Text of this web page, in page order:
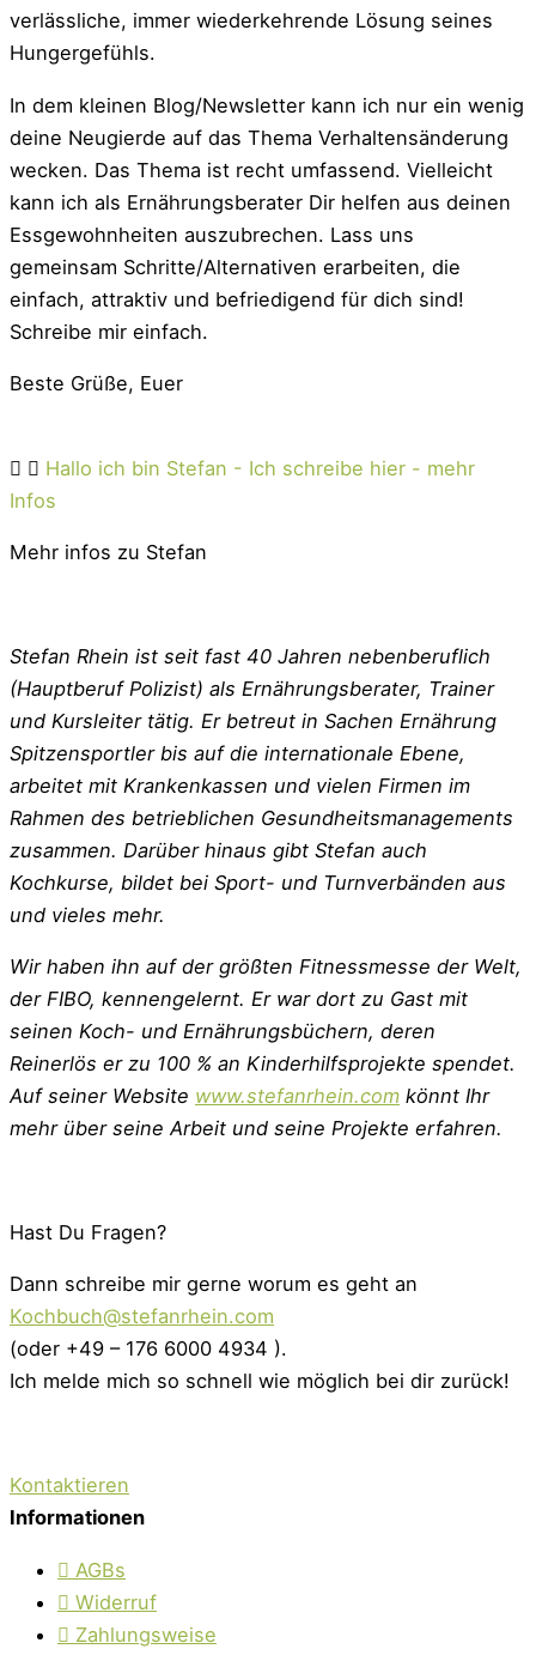
verlässliche, immer wiederkehrende Lösung seines
Hungergefühls.
In dem kleinen Blog/Newsletter kann ich nur ein wenig
deine Neugierde auf das Thema Verhaltensänderung
wecken. Das Thema ist recht umfassend. Vielleicht
kann ich als Ernährungsberater Dir helfen aus deinen
Essgewohnheiten auszubrechen. Lass uns
gemeinsam Schritte/Alternativen erarbeiten, die
einfach, attraktiv und befriedigend für dich sind!
Schreibe mir einfach.
Beste Grüße, Euer
Hallo ich bin Stefan - Ich schreibe hier - mehr
Infos
Mehr infos zu Stefan
Stefan Rhein ist seit fast 40 Jahren nebenberuflich
(Hauptberuf Polizist) als Ernährungsberater, Trainer
und Kursleiter tätig. Er betreut in Sachen Ernährung
Spitzensportler bis auf die internationale Ebene,
arbeitet mit Krankenkassen und vielen Firmen im
Rahmen des betrieblichen Gesundheitsmanagements
zusammen. Darüber hinaus gibt Stefan auch
Kochkurse, bildet bei Sport- und Turnverbänden aus
und vieles mehr.
Wir haben ihn auf der größten Fitnessmesse der Welt,
der FIBO, kennengelernt. Er war dort zu Gast mit
seinen Koch- und Ernährungsbüchern, deren
Reinerlös er zu 100 % an Kinderhilfsprojekte spendet.
Auf seiner Website www.stefanrhein.com könnt Ihr
mehr über seine Arbeit und seine Projekte erfahren.
Hast Du Fragen?
Dann schreibe mir gerne worum es geht an
Kochbuch@stefanrhein.com
(oder +49 – 176 6000 4934 ).
Ich melde mich so schnell wie möglich bei dir zurück!
Kontaktieren
Informationen
AGBs
Widerruf
Zahlungsweise